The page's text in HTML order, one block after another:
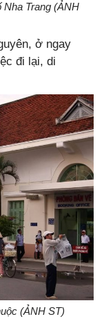
Nha Trang (ẢNH
ở ngay
đi lại, di
(ẢNH ST)